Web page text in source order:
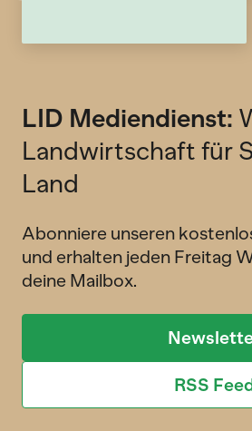
LID Mediendienst:
Landwirtschaft für
Land
Abonniere unseren
und erhalten jeden Freitag
deine Mailbox.
RSS